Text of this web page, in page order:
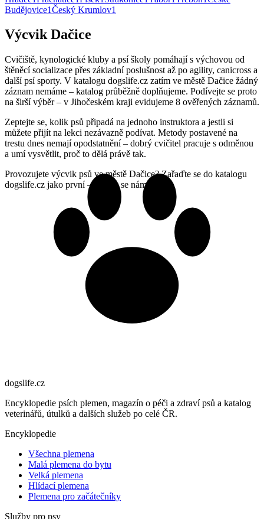
Budějovice1Český Krumlov1
Výcvik Dačice
Cvičiště, kynologické kluby a psí školy pomáhají s výchovou od
štěněcí socializace přes základní poslušnost až po agility, canicross a
další psí sporty. V katalogu dogslife.cz zatím ve městě Dačice žádný
záznam nemáme – katalog průběžně doplňujeme. Podívejte se proto
na širší výběr – v Jihočeském kraji evidujeme 8 ověřených záznamů.
Zeptejte se, kolik psů připadá na jednoho instruktora a jestli si
můžete přijít na lekci nezávazně podívat. Metody postavené na
trestu dnes nemají opodstatnění – dobrý cvičitel pracuje s odměnou
a umí vysvětlit, proč to dělá právě tak.
Provozujete výcvik psů ve městě Dačice? Zařaďte se do katalogu
dogslife.cz jako první – ozvěte se nám.
dogslife.cz
Encyklopedie psích plemen, magazín o péči a zdraví psů a katalog
veterinářů, útulků a dalších služeb po celé ČR.
Encyklopedie
Všechna plemena
Malá plemena do bytu
Velká plemena
Hlídací plemena
Plemena pro začátečníky
Služby pro psy